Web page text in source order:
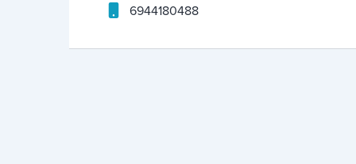
6944180488